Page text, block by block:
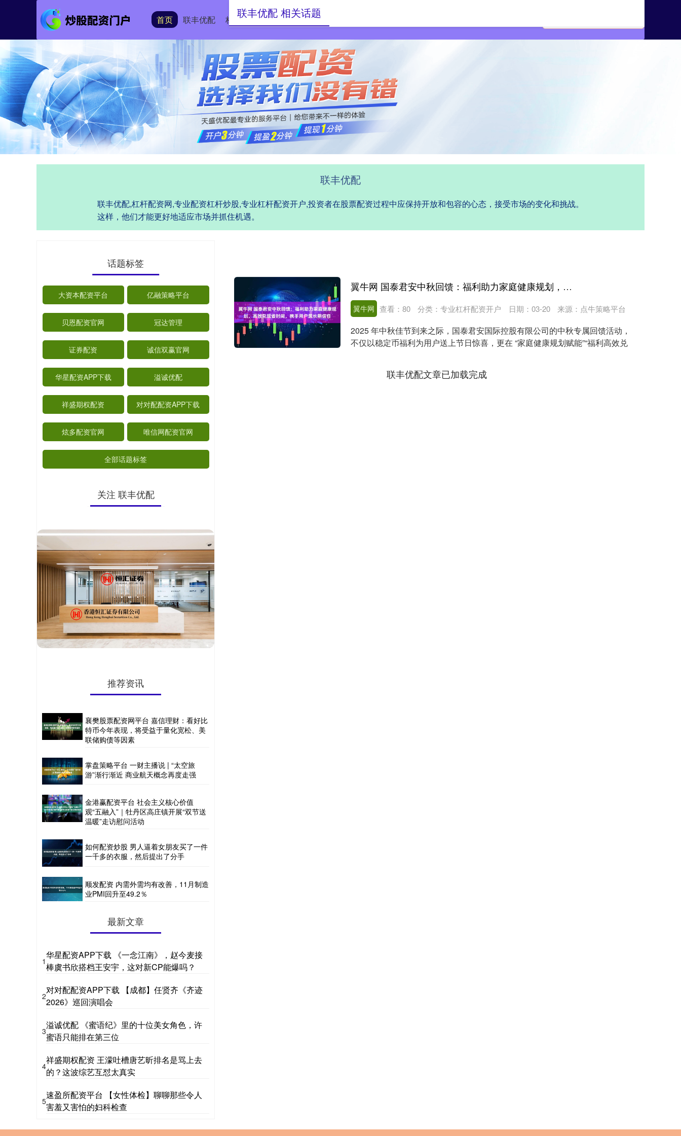
首页 联丰优配 杠杆配资网 专业配资杠杆炒股
联丰优配
联丰优配,杠杆配资网,专业配资杠杆炒股,专业杠杆配资开户,投资者在股票配资过程中应保持开放和包容的心态，接受市场的变化和挑战。
这样，他们才能更好地适应市场并抓住机遇。
联丰优配 相关话题
翼牛网 国泰君安中秋回馈：福利助力家庭健康规划，高效兑现省时间，携手用户筑长期信任
翼牛网 日期：03-20 来源：点牛策略平台
查看： 80 分类： 专业杠杆配资开户
2025 年中秋佳节到来之际，国泰君安国际控股有限公司的中秋专属回馈活动，
不仅以稳定币福利为用户送上节日惊喜，更在 “家庭健康规划赋能”“福利高效兑
联丰优配文章已加载完成
话题标签
大资本配资平台 亿融策略平台
贝恩配资官网 冠达管理
证券配资 诚信双赢官网
华星配资APP下载 溢诚优配
祥盛期权配资 对对配配资APP下载
炫多配资官网 唯信网配资官网
全部话题标签
关注 联丰优配
推荐资讯
襄樊股票配资网平台 嘉信理财：看好比
特币今年表现，将受益于量化宽松、美
联储购债等因素
掌盘策略平台 一财主播说 | “太空旅
游”渐行渐近 商业航天概念再度走强
金港赢配资平台 社会主义核心价值
观“五融入”｜牡丹区高庄镇开展“双节送
温暖”走访慰问活动
如何配资炒股 男人逼着女朋友买了一件
一千多的衣服，然后提出了分手
顺发配资 内需外需均有改善，11月制造
业PMI回升至49.2％
最新文章
1
华星配资APP下载 《一念江南》，赵今麦接
棒虞书欣搭档王安宇，这对新CP能爆吗？
2
对对配配资APP下载 【成都】任贤齐《齐迹
2026》巡回演唱会
3
溢诚优配 《蜜语纪》里的十位美女角色，许
蜜语只能排在第三位
4
祥盛期权配资 王濛吐槽唐艺昕排名是骂上去
的？这波综艺互怼太真实
5
速盈所配资平台 【女性体检】聊聊那些令人
害羞又害怕的妇科检查